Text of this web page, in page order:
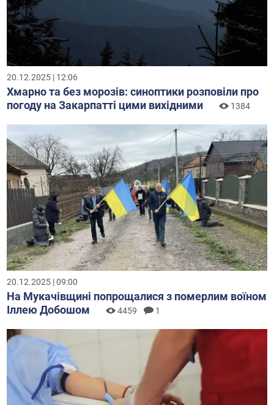
20.12.2025 | 12:06
Хмарно та без морозів: синоптики розповіли про
погоду на Закарпатті цими вихідними
1384
20.12.2025 | 09:00
На Мукачівщині попрощалися з померлим воїном
Іллею Добошом
4459 1